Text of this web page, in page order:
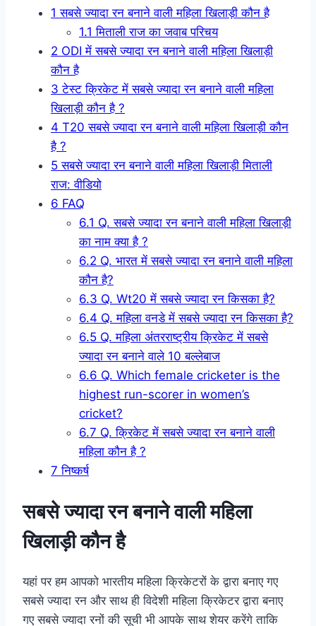
1 सबसे ज्यादा रन बनाने वाली महिला खिलाड़ी कौन है
1.1 मिताली राज का जवाब परिचय
2 ODI में सबसे ज्यादा रन बनाने वाली महिला खिलाड़ी
कौन है
3 टेस्ट क्रिकेट में सबसे ज्यादा रन बनाने वाली महिला
खिलाड़ी कौन है ?
4 T20 सबसे ज्यादा रन बनाने वाली महिला खिलाड़ी कौन
है ?
5 सबसे ज्यादा रन बनाने वाली महिला खिलाड़ी मिताली
राज: वीडियो
6 FAQ
6.1 Q. सबसे ज्यादा रन बनाने वाली महिला खिलाड़ी
का नाम क्या है ?
6.2 Q. भारत में सबसे ज्यादा रन बनाने वाली महिला
कौन है?
6.3 Q. Wt20 में सबसे ज्यादा रन किसका है?
6.4 Q. महिला वनडे में सबसे ज्यादा रन किसका है?
6.5 Q. महिला अंतरराष्ट्रीय क्रिकेट में सबसे
ज्यादा रन बनाने वाले 10 बल्लेबाज
6.6 Q. Which female cricketer is the
highest run-scorer in women’s
cricket?
6.7 Q. क्रिकेट में सबसे ज्यादा रन बनाने वाली
महिला कौन है ?
7 निष्कर्ष
सबसे ज्यादा रन बनाने वाली महिला
खिलाड़ी कौन है
यहां पर हम आपको भारतीय महिला क्रिकेटरों के द्वारा बनाए गए
सबसे ज्यादा रन और साथ ही विदेशी महिला क्रिकेटर द्वारा बनाए
गए सबसे ज्यादा रनों की सूची भी आपके साथ शेयर करेंगे ताकि